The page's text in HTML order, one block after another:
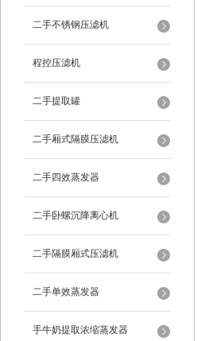
二手不锈钢压滤机
程控压滤机
二手提取罐
二手厢式隔膜压滤机
二手四效蒸发器
二手卧螺沉降离心机
二手隔膜厢式压滤机
二手单效蒸发器
手牛奶提取浓缩蒸发器